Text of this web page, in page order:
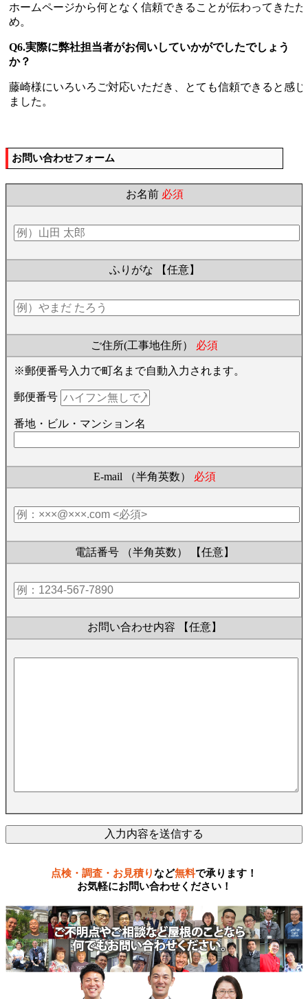
ホームページから何となく信頼できることが伝わってきたた
め。
Q6.実際に弊社担当者がお伺いしていかがでしたでしょう
か？
藤崎様にいろいろご対応いただき、とても信頼できると感じ
ました。
お問い合わせフォーム
お名前 必須
ふりがな 【任意】
ご住所(工事地住所） 必須
※郵便番号入力で町名まで自動入力されます。
郵便番号
番地・ビル・マンション名
E-mail （半角英数） 必須
電話番号 （半角英数） 【任意】
お問い合わせ内容 【任意】
点検・調査・お見積りなど無料で承ります！
お気軽にお問い合わせください！